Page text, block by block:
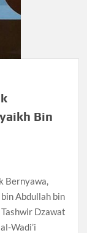
Bin
Bernyawa,
Abdullah bin
Dzawat
Wadi’i